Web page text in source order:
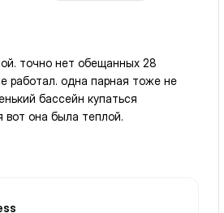
точно нет обещанных 28
работал. одна парная тоже не
бассейн купаться
вот она была теплой.